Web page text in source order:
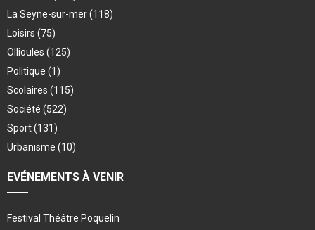
La Seyne-sur-mer(118)
Loisirs (75)
Ollioules (125)
Politique (1)
Scolaires (115)
Société (522)
Sport(131)
Urbanisme (10)
EVÉNEMENTS À VENIR
Festival Théâtre Poquelin